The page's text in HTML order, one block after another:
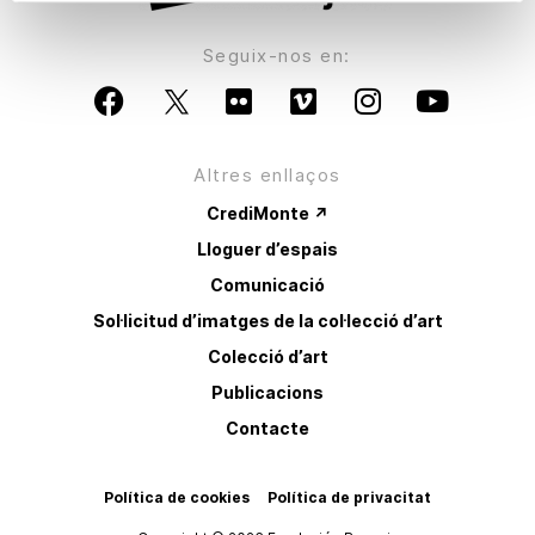
Seguix-nos en:
Altres enllaços
CrediMonte ↗
Lloguer d’espais
Comunicació
Sol·licitud d’imatges de la col·lecció d’art
Colecció d’art
Publicacions
Contacte
Política de cookies Política de privacitat